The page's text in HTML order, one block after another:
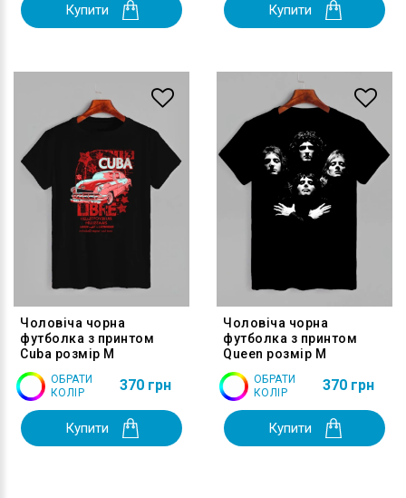
Купити Купити
Чоловіча чорна
футболка з принтом
Cuba розмір M
ОБРАТИ
КОЛІР
370 грн
Купити
Чоловіча чорна
футболка з принтом
Queen розмір M
ОБРАТИ
КОЛІР
370 грн
Купити